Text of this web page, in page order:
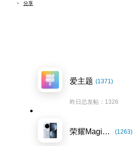
分享
爱主题 (1371)
昨日总发帖：1326
荣耀Magic7系列 (1263)